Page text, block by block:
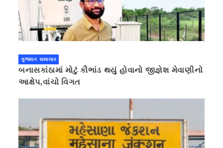
ગુજરાત સમાચાર
બનાસકાંઠામાં મોટું કૌભાંડ થયું હોવાનો જીજ્ઞેશ મેવાણીનો
આક્ષેપ,વાંચો વિગત